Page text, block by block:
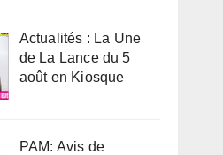
Actualités : La Une
de La Lance du 5
août en Kiosque
PAM: Avis de